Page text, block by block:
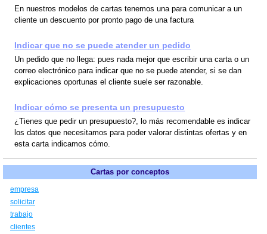
En nuestros modelos de cartas tenemos una para comunicar a un
cliente un descuento por pronto pago de una factura
Indicar que no se puede atender un pedido
Un pedido que no llega: pues nada mejor que escribir una carta o un
correo electrónico para indicar que no se puede atender, si se dan
explicaciones oportunas el cliente suele ser razonable.
Indicar cómo se presenta un presupuesto
¿Tienes que pedir un presupuesto?, lo más recomendable es indicar
los datos que necesitamos para poder valorar distintas ofertas y en
esta carta indicamos cómo.
Cartas por conceptos
empresa
solicitar
trabajo
clientes